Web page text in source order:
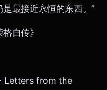
最接近永恒的东西。”
自传》
Letters from the